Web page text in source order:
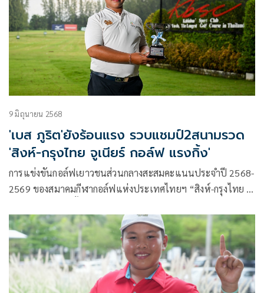
9 มิถุนายน 2568
'เบส ภูริต'ยังร้อนแรง รวบแชมป์2สนามรวด
'สิงห์-กรุงไทย จูเนียร์ กอล์ฟ แรงกิ้ง'
การแข่งขันกอล์ฟเยาวชนส่วนกลางสะสมคะแนนประจำปี 2568-
2569 ของสมาคมกีฬากอล์ฟแห่งประเทศไทยฯ “สิงห์-กรุงไทย จู
กบินทร์บุรี สปอร์ตคลับ จ.ปราจีนบุรี แข่งระหว่างวันที่ 7-8
มิถุนายน 2568 สัปดาห์นี้ แข่ง 4 รุ่น คลาส C รุ่นอายุ 11-12 ปี,
คลาส D รุ่นอายุ 9-10 ปี, คลาส E รุ่นอายุ 7-8 ปี และ คลาส F รุ่น
อายุไม่เกิน 6 ปี